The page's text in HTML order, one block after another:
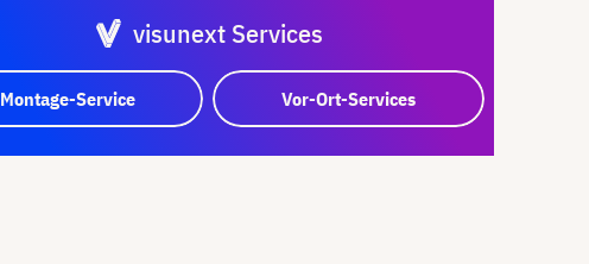
visunext Services
Montage-Service Vor-Ort-Services